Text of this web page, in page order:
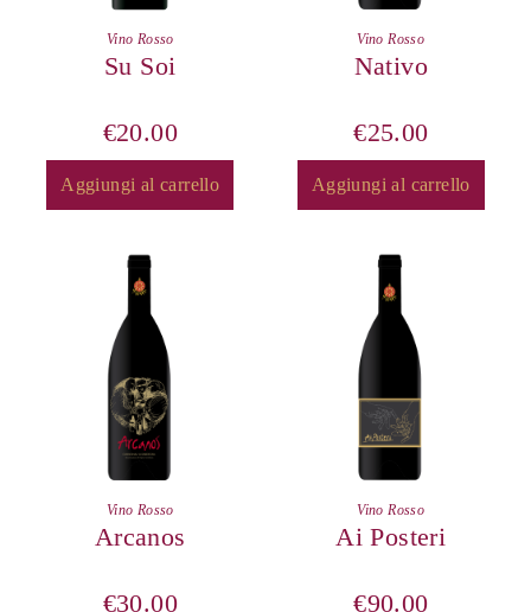
Vino Rosso
Su Soi
€20.00
Aggiungi al carrello
Vino Rosso
Nativo
€25.00
Aggiungi al carrello
Vino Rosso
Arcanos
€30.00
Vino Rosso
Ai Posteri
€90.00